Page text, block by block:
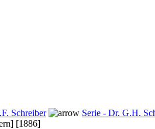
Schreiber
Serie - Dr. G.H.
[1886]